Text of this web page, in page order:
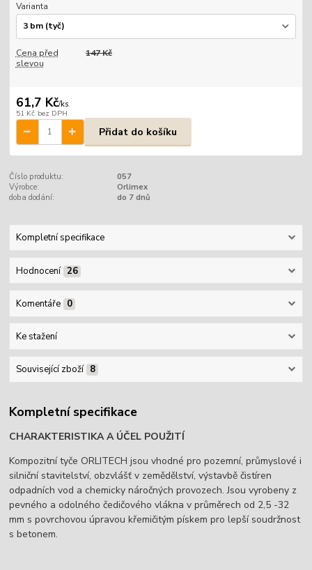
Varianta
Cena před
slevou
147 Kč
61,7 Kč/ks
51 Kč bez DPH
Přidat do košíku
Číslo produktu:
057
Výrobce:
Orlimex
doba dodání:
do 7 dnů
Kompletní specifikace
Hodnocení 26
Komentáře 0
Ke stažení
Související zboží 8
Kompletní specifikace
CHARAKTERISTIKA A ÚČEL POUŽITÍ
Kompozitní tyče ORLITECH jsou vhodné pro pozemní, průmyslové i
silniční stavitelství, obzvlášť v zemědělství, výstavbě čistíren
odpadních vod a chemicky náročných provozech. Jsou vyrobeny z
pevného a odolného čedičového vlákna v průměrech od 2,5 -32
mm s povrchovou úpravou křemičitým pískem pro lepší soudržnost
s betonem.